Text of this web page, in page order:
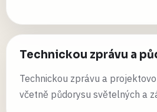
Technickou zprávu a
Technickou zprávu a
včetně půdorysu světelných a